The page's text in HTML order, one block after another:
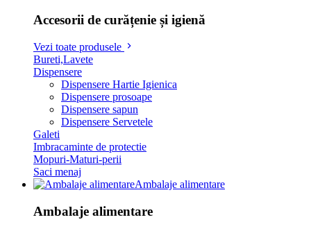
Accesorii de curățenie și igienă
Vezi toate produsele
Bureti,Lavete
Dispensere
Dispensere Hartie Igienica
Dispensere prosoape
Dispensere sapun
Dispensere Servetele
Galeti
Imbracaminte de protectie
Mopuri-Maturi-perii
Saci menaj
Ambalaje alimentare
Ambalaje alimentare